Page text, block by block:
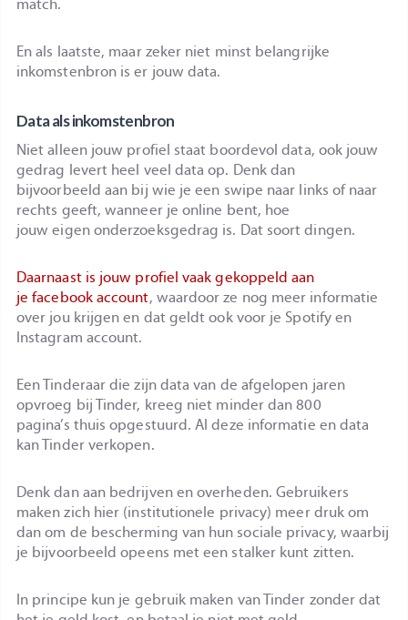
match.
En als laatste, maar zeker niet minst belangrijke
inkomstenbron is er jouw data.
Data als inkomstenbron
Niet alleen jouw profiel staat boordevol data, ook jouw
gedrag levert heel veel data op. Denk dan
bijvoorbeeld aan bij wie je een swipe naar links of naar
rechts geeft, wanneer je online bent, hoe
jouw eigen onderzoeksgedrag is. Dat soort dingen.
Daarnaast is jouw profiel vaak gekoppeld aan
je facebook account, waardoor ze nog meer informatie
over jou krijgen en dat geldt ook voor je Spotify en
Instagram account.
Een Tinderaar die zijn data van de afgelopen jaren
opvroeg bij Tinder, kreeg niet minder dan 800
pagina’s thuis opgestuurd. Al deze informatie en data
kan Tinder verkopen.
Denk dan aan bedrijven en overheden. Gebruikers
maken zich hier (institutionele privacy) meer druk om
dan om de bescherming van hun sociale privacy, waarbij
je bijvoorbeeld opeens met een stalker kunt zitten.
In principe kun je gebruik maken van Tinder zonder dat